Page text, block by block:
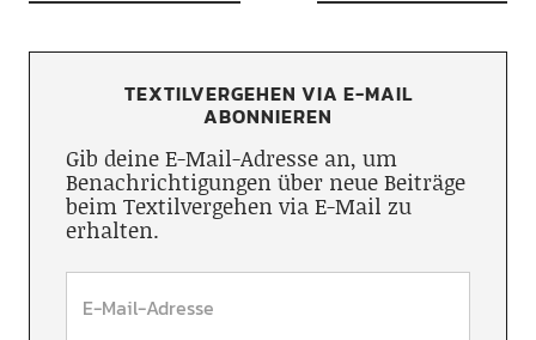
TEXTILVERGEHEN VIA E-MAIL
ABONNIEREN
Gib deine E-Mail-Adresse an, um
Benachrichtigungen über neue Beiträge
beim Textilvergehen via E-Mail zu
erhalten.